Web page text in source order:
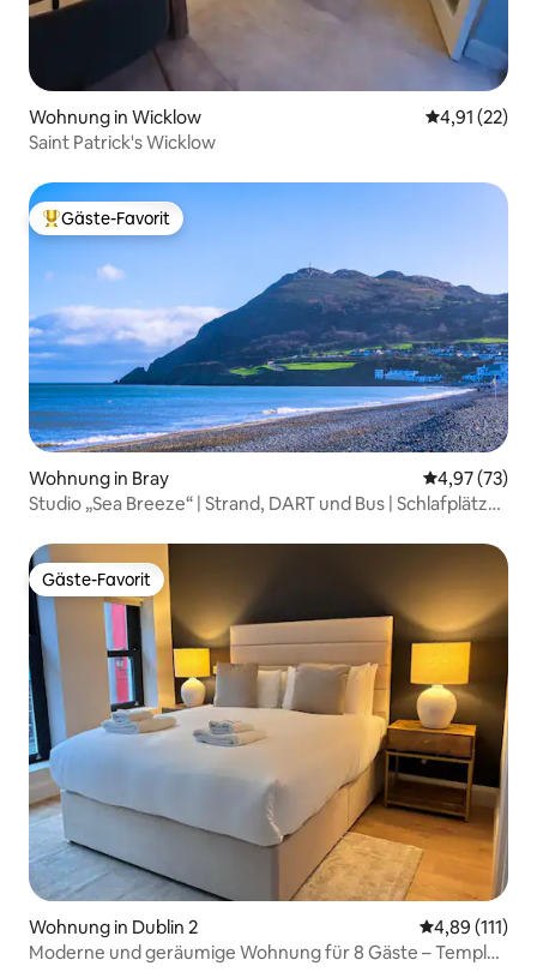
Wohnung in Wicklow
4,91 (22)
Saint Patrick's Wicklow
Beliebter Gäste-Favorit.
Gäste-Favorit
Wohnung in Bray
4,97 (73)
Studio „Sea Breeze“ | Strand, DART und Bus | Schlafplätze
Gäste-Favorit
Gäste-Favorit
Wohnung in Dublin 2
4,89 (111)
Moderne und geräumige Wohnung für 8 Gäste – Temple